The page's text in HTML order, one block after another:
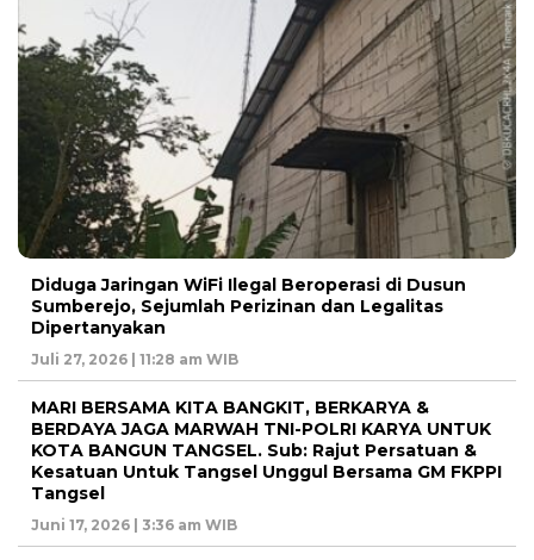
Diduga Jaringan WiFi Ilegal Beroperasi di Dusun
Sumberejo, Sejumlah Perizinan dan Legalitas
Dipertanyakan
Juli 27, 2026 | 11:28 am WIB
MARI BERSAMA KITA BANGKIT, BERKARYA &
BERDAYA JAGA MARWAH TNI-POLRI KARYA UNTUK
KOTA BANGUN TANGSEL. Sub: Rajut Persatuan &
Kesatuan Untuk Tangsel Unggul Bersama GM FKPPI
Tangsel
Juni 17, 2026 | 3:36 am WIB